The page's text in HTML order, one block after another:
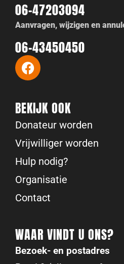
06-47203094
Aanvragen, wijzigen en
06-43450450
BEKIJK OOK
Donateur worden
Vrijwilliger worden
Hulp nodig?
Organisatie
Contact
WAAR VINDT U ONS?
Bezoek- en postadres